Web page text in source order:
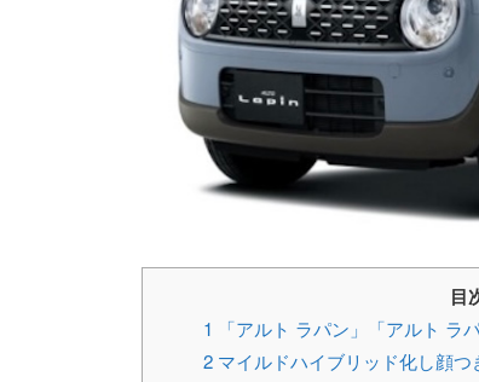
目
1 「アルト ラパン」「アルト ラ
2 マイルドハイブリッド化し顔